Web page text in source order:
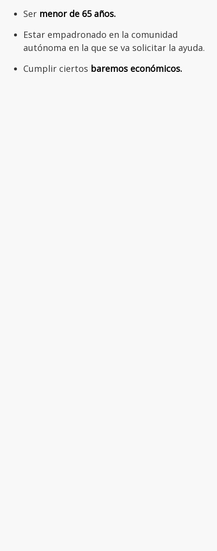
Ser menor de 65 años.
Estar empadronado en la comunidad
autónoma en la que se va solicitar la ayuda.
Cumplir ciertos baremos económicos.